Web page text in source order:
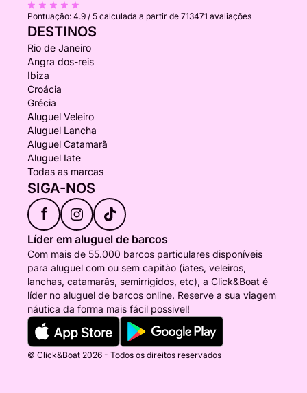
Pontuação: 4.9 / 5 calculada a partir de 713471 avaliações
DESTINOS
Rio de Janeiro
Angra dos-reis
Ibiza
Croácia
Grécia
Aluguel Veleiro
Aluguel Lancha
Aluguel Catamarã
Aluguel Iate
Todas as marcas
SIGA-NOS
f
Líder em aluguel de barcos
Com mais de 55.000 barcos particulares disponíveis
para aluguel com ou sem capitão (iates, veleiros,
lanchas, catamarãs, semirrígidos, etc), a Click&Boat é
líder no aluguel de barcos online. Reserve a sua viagem
náutica da forma mais fácil possivel!
© Click&Boat 2026 - Todos os direitos reservados